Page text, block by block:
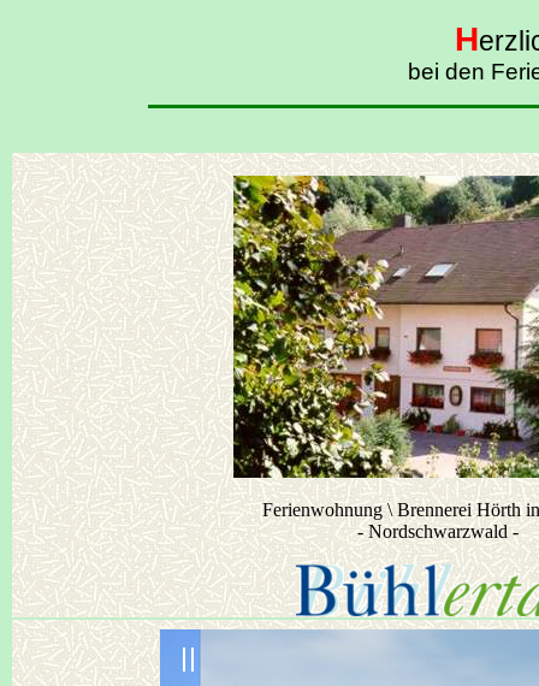
H
bei den
Ferienwohnung \ Brennerei Hörth
- Nordschwarzwald -